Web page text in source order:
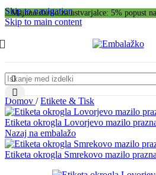
Skip to navigation
Skip to main content
Majhno darilo za ustvarjalce: 5% popust
Domov / Etikete & Tisk
Etiketa okrogla Lovorjevo mazilo
Nazaj na embalažo
Etiketa okrogla Smrekovo mazilo